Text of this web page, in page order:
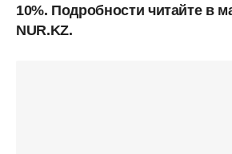
10%. Подробности читайте в
NUR.KZ.